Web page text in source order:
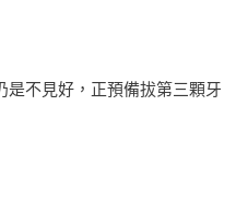
不見好，正預備拔第三顆牙